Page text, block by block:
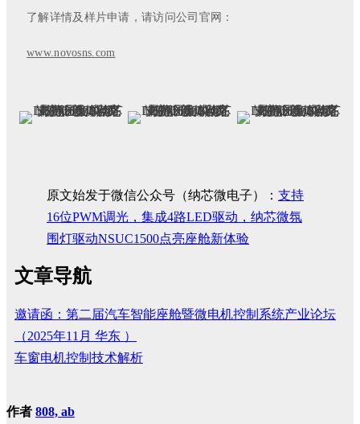
了解详情及样片申请，请访问公司官网：
www.novosns.com
原文始发于微信公众号（纳芯微电子）： 支持
16位PWM调光，集成4路LED驱动，纳芯微氛
围灯驱动NSUC1500点亮座舱新体验
文章导航
邀请函：第二届汽车智能座舱暨微电机控制系统产业论坛
（2025年11月 华东 ）
车窗电机控制技术解析
作者 808, ab